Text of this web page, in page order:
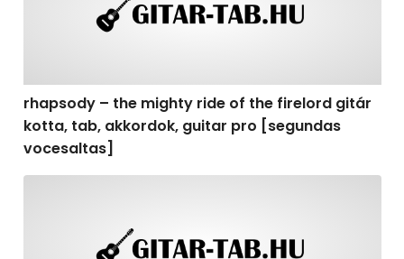
rhapsody – the mighty ride of the firelord gitár
kotta, tab, akkordok, guitar pro [segundas
vocesaltas]